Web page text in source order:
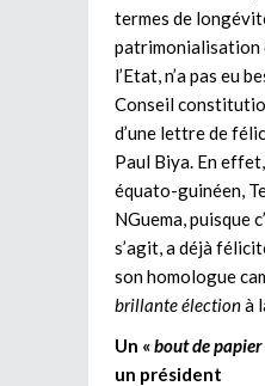
termes de
patrimonialisation
l’Etat, n’a pas eu
Conseil
d’une lettre de
Paul Biya. En
équato-guinéen,
NGuema, puisque
s’agit, a déjà
son homologue
brillante électionà
Un «bout de papier
un président